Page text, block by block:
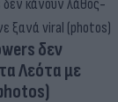
δεν
Λεότα με